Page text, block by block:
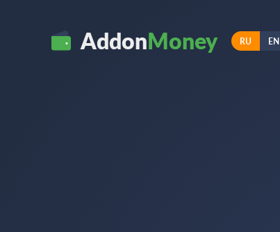
AddonMoney RU EN